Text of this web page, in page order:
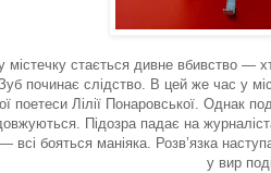
стається дивне вбивство —
Зуб починає слідство. В цей же час у
поетеси Лілії Понаровської. Однак
Підозра падає на
— всі бояться маніяка. Розв’язка
у вир